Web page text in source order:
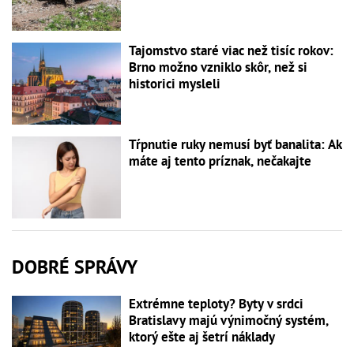
Tajomstvo staré viac než tisíc rokov:
Brno možno vzniklo skôr, než si
historici mysleli
Tŕpnutie ruky nemusí byť banalita: Ak
máte aj tento príznak, nečakajte
DOBRÉ SPRÁVY
Extrémne teploty? Byty v srdci
Bratislavy majú výnimočný systém,
ktorý ešte aj šetrí náklady